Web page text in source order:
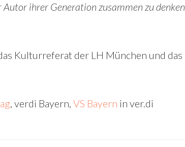
ihrer Generation zusammen zu denken
Kulturreferat der LH München und das
, verdi Bayern, VS Bayern in ver.di